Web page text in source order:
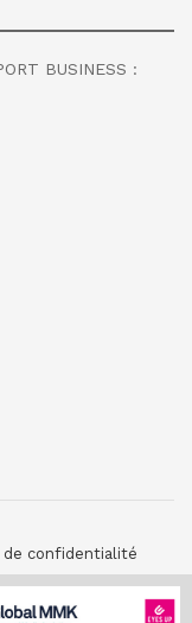
BUSINESS :
de confidentialité